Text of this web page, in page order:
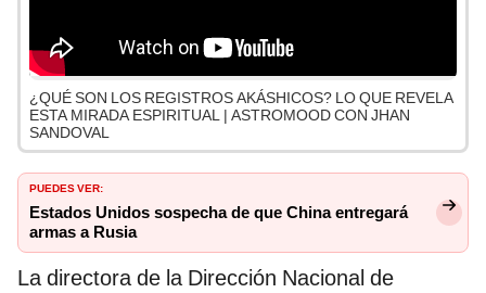
¿QUÉ SON LOS REGISTROS AKÁSHICOS? LO QUE REVELA
ESTA MIRADA ESPIRITUAL | ASTROMOOD CON JHAN
SANDOVAL
PUEDES VER:
Estados Unidos sospecha de que China entregará
armas a Rusia
La directora de la Dirección Nacional de